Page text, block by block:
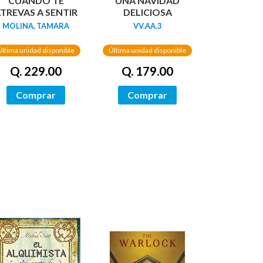
A SENTIR
MOLINA, TAMARA
unidad disponible
Q. 229.00
Comprar
DELICIOSA
VV.AA.3
Última unidad disponible
Q. 179.00
Comprar